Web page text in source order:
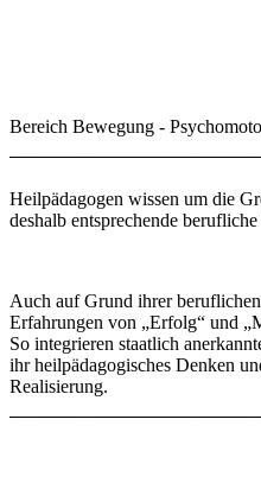
Bereich Bewegung -
Heilpädagogen wissen um die
deshalb entsprechende
Auch auf Grund ihrer
Erfahrungen von „Erfolg“ und
So integrieren staatlich
ihr heilpädagogisches Denken
Realisierung.